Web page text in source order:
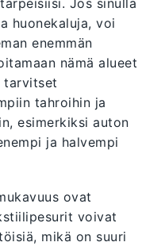
Jos sinulla
huonekaluja, voi
enemmän
nämä alueet
tarvitset
tahroihin ja
esimerkiksi auton
ja halvempi
ovat
voivat
mikä on suuri